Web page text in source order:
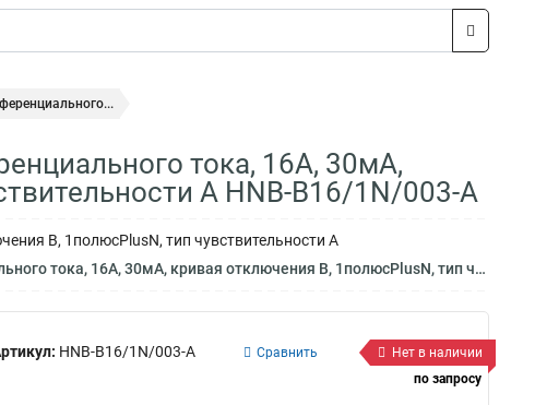
тока, 16A, 30мА,
A HNB-B16/1N/003-A
B, 1полюсPlusN, тип чувствительности A
отключения B, 1полюсPlusN, тип чувствительности A HNB-B16/1N/003-A
HNB-B16/1N/003-A Сравнить
Нет в наличии
по запросу